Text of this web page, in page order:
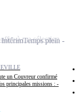
un Couvreur confirmé
principales missions : -
IntérimTemps plein
à ma sélection